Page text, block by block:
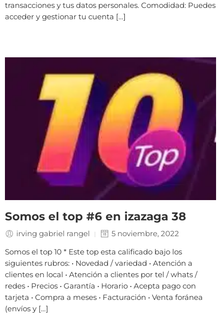
transacciones y tus datos personales. Comodidad: Puedes
acceder y gestionar tu cuenta […]
Somos el top #6 en izazaga 38
irving gabriel rangel 5 noviembre, 2022
Somos el top 10 * Este top esta calificado bajo los
siguientes rubros: • Novedad / variedad • Atención a
clientes en local • Atención a clientes por tel / whats /
redes • Precios • Garantía • Horario • Acepta pago con
tarjeta • Compra a meses • Facturación • Venta foránea
(envíos y […]